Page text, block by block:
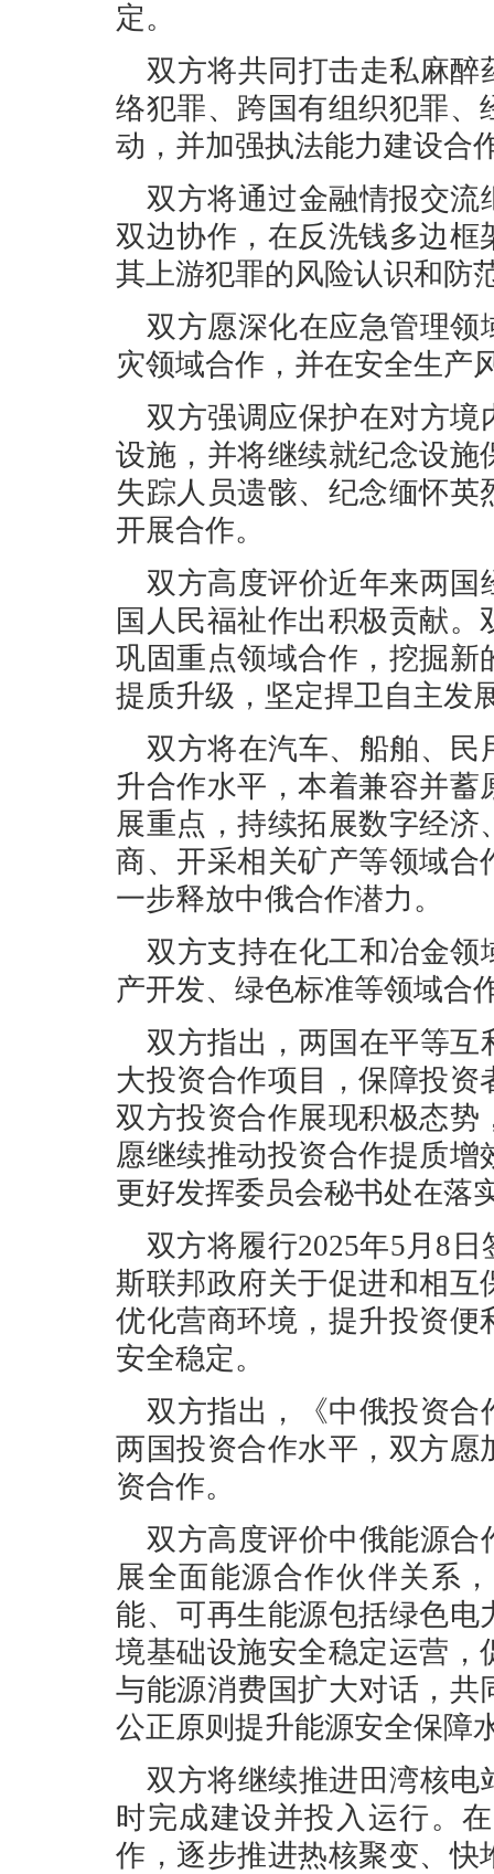
定。
双方将共同打击走私麻醉
络犯罪、跨国有组织犯罪
动，并加强执法能力建设合
双方将通过金融情报交流
双边协作，在反洗钱多边
其上游犯罪的风险认识和防
双方愿深化在应急管理领
灾领域合作，并在安全生产
双方强调应保护在对方境
设施，并将继续就纪念设
失踪人员遗骸、纪念缅怀
开展合作。
双方高度评价近年来两国
国人民福祉作出积极贡献
巩固重点领域合作，挖掘
提质升级，坚定捍卫自主发
双方将在汽车、船舶、民
升合作水平，本着兼容并
展重点，持续拓展数字经
商、开采相关矿产等领域
一步释放中俄合作潜力。
双方支持在化工和冶金领
产开发、绿色标准等领域合
双方指出，两国在平等互
大投资合作项目，保障投
双方投资合作展现积极态
愿继续推动投资合作提质
更好发挥委员会秘书处在落
双方将履行2025年5月8
斯联邦政府关于促进和相
优化营商环境，提升投资
安全稳定。
双方指出，《中俄投资合
两国投资合作水平，双方
资合作。
双方高度评价中俄能源合
展全面能源合作伙伴关系
能、可再生能源包括绿色
境基础设施安全稳定运营
与能源消费国扩大对话，
公正原则提升能源安全保障
双方将继续推进田湾核电
时完成建设并投入运行。
作，逐步推进热核聚变、